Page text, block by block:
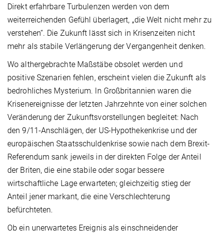
Direkt erfahrbare Turbulenzen werden von dem
weiterreichenden Gefühl überlagert, „die Welt nicht mehr zu
verstehen“. Die Zukunft lässt sich in Krisenzeiten nicht
mehr als stabile Verlängerung der Vergangenheit denken.
Wo althergebrachte Maßstäbe obsolet werden und
positive Szenarien fehlen, erscheint vielen die Zukunft als
bedrohliches Mysterium. In Großbritannien waren die
Krisenereignisse der letzten Jahrzehnte von einer solchen
Veränderung der Zukunftsvorstellungen begleitet: Nach
den 9/11-Anschlägen, der US-Hypothekenkrise und der
europäischen Staatsschuldenkrise sowie nach dem Brexit-
Referendum sank jeweils in der direkten Folge der Anteil
der Briten, die eine stabile oder sogar bessere
wirtschaftliche Lage erwarteten; gleichzeitig stieg der
Anteil jener markant, die eine Verschlechterung
befürchteten.
Ob ein unerwartetes Ereignis als einschneidender